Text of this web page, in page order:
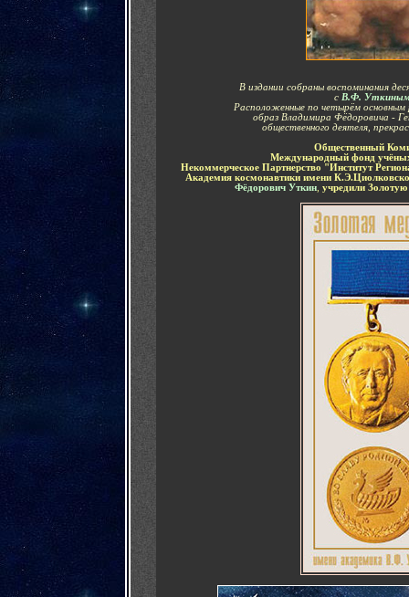
В издании собраны воспоминания
с В.Ф.
Расположенные по четырём основным
образ Владимира Фёдоровича -
общественного деятеля,
Общественный
Международный фонд
Некоммерческое Партнерство "Институт
Академия космонавтики имени
Фёдорович Уткин, учредили